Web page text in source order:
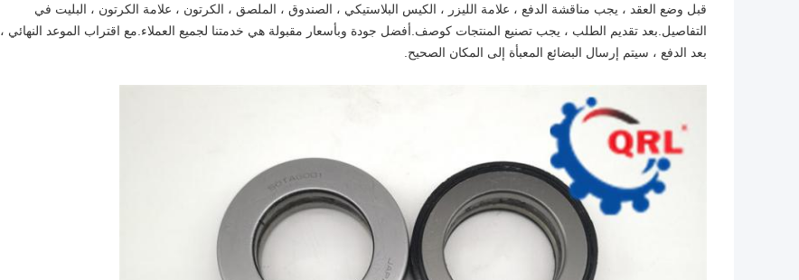
قبل وضع العقد ، يجب مناقشة الدفع ، علامة الليزر ، الكيس البلاستيكي ، الصندوق ، الملصق ، الكرتون ، علامة الكرتون ، البليت في
التفاصيل.بعد تقديم الطلب ، يجب تصنيع المنتجات كوصف.أفضل جودة وبأسعار مقبولة هي خدمتنا لجميع العملاء.مع اقتراب الموعد النهائي ،
بعد الدفع ، سيتم إرسال البضائع المعبأة إلى المكان الصحيح.